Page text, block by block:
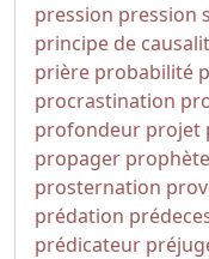
pression pression
principe de
prière probabilité
procrastination
profondeur projet
propager prophète
prosternation
prédation
prédicateur